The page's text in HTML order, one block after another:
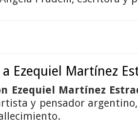
Ezequiel Martínez
Ezequiel Martínez
y pensador